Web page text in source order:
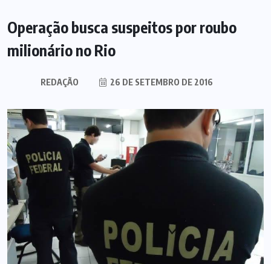
Operação busca suspeitos por roubo
milionário no Rio
REDAÇÃO 26 DE SETEMBRO DE 2016